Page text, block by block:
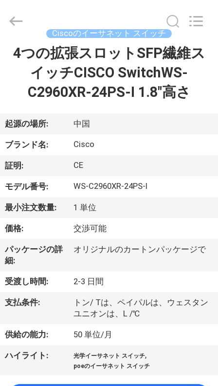
家
品
ビ
デ
オ
わ
た
ち
に
つ
Ciscoのイーサネット スイッチ
4つの拡張スロットSFP繊維ス
イッチCISCO SwitchWS-
C2960XR-24PS-I 1.8"高さ
起源の場所: 中国
ブランド名: Cisco
証明: CE
モデル番号: WS-C2960XR-24PS-I
最小注文数量: 1 単位
価格: 交渉可能
パッケージの詳
細:
オリジナルのカートンパッケージで
受渡し時間: 2-3 日間
支払条件:
トン/ Tは、ペイパルは、ウェスタン
ユニオンは、L /℃
供給の能力: 50 単位/月
ハイライト: 光学イーサネット スイッチ,
poeのイーサネット スイッチ